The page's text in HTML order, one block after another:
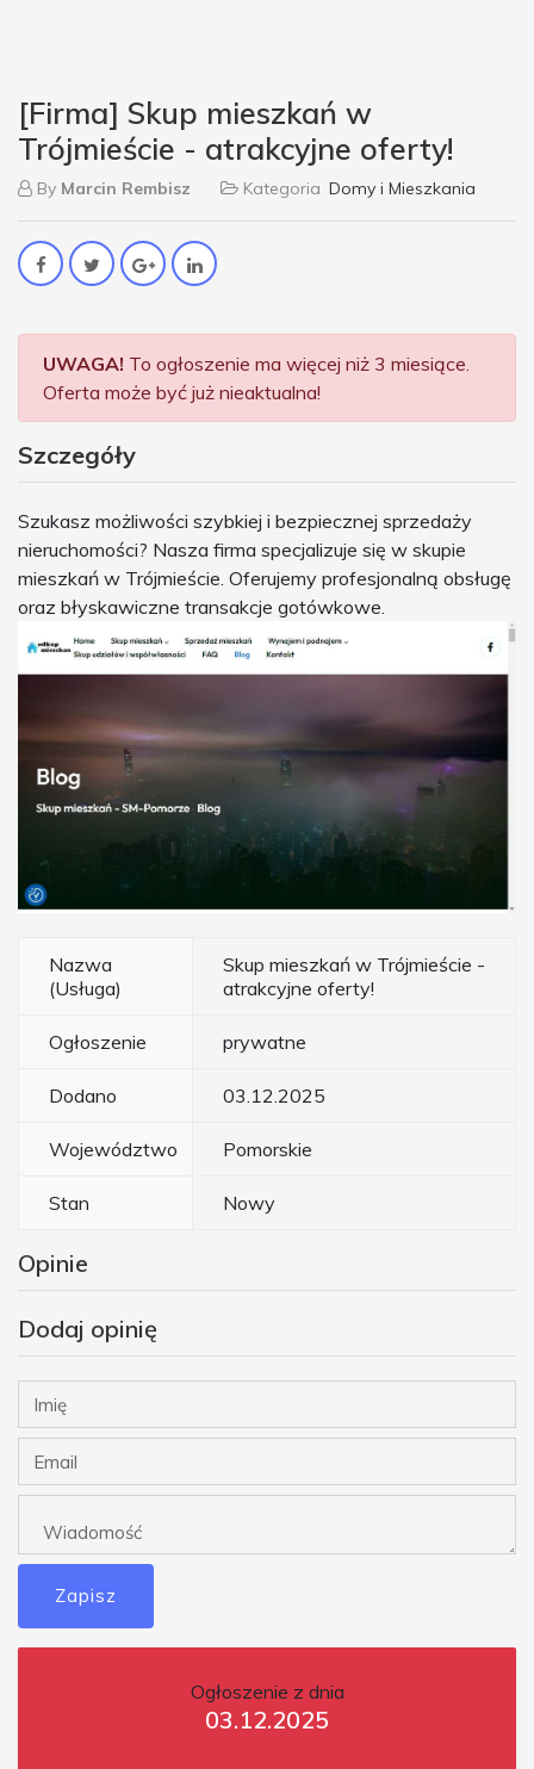
[Firma] Skup mieszkań w
Trójmieście - atrakcyjne oferty!
By Marcin Rembisz Kategoria Domy i Mieszkania
UWAGA! To ogłoszenie ma więcej niż 3 miesiące.
Oferta może być już nieaktualna!
Szczegóły
Szukasz możliwości szybkiej i bezpiecznej sprzedaży
nieruchomości? Nasza firma specjalizuje się w skupie
mieszkań w Trójmieście. Oferujemy profesjonalną obsługę
oraz błyskawiczne transakcje gotówkowe.
Nazwa
(Usługa)
Skup mieszkań w Trójmieście -
atrakcyjne oferty!
Ogłoszenie prywatne
Dodano 03.12.2025
Województwo Pomorskie
Stan Nowy
Opinie
Dodaj opinię
Zapisz
Ogłoszenie z dnia
03.12.2025